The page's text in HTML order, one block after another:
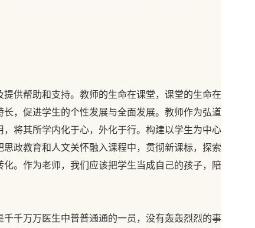
供帮助和支持。教师的生命在课堂，课堂的生命在
，促进学生的个性发展与全面发展。教师作为弘道
将其所学内化于心，外化于行。构建以学生为中心
政教育和人文关怀融入课程中，贯彻新课标，探索
。作为老师，我们应该把学生当成自己的孩子，陪
千万万医生中普普通通的一员，没有轰轰烈烈的事